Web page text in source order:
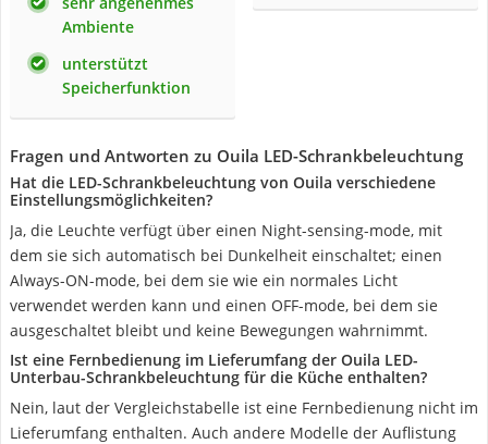
Ambiente
unterstützt
Speicherfunktion
Fragen und Antworten zu Ouila LED-Schrankbeleuchtung
Hat die LED-Schrankbeleuchtung von Ouila verschiedene
Einstellungsmöglichkeiten?
Ja, die Leuchte verfügt über einen Night-sensing-mode, mit
dem sie sich automatisch bei Dunkelheit einschaltet; einen
Always-ON-mode, bei dem sie wie ein normales Licht
verwendet werden kann und einen OFF-mode, bei dem sie
ausgeschaltet bleibt und keine Bewegungen wahrnimmt.
Ist eine Fernbedienung im Lieferumfang der Ouila LED-
Unterbau-Schrankbeleuchtung für die Küche enthalten?
Nein, laut der Vergleichstabelle ist eine Fernbedienung nicht im
Lieferumfang enthalten. Auch andere Modelle der Auflistung